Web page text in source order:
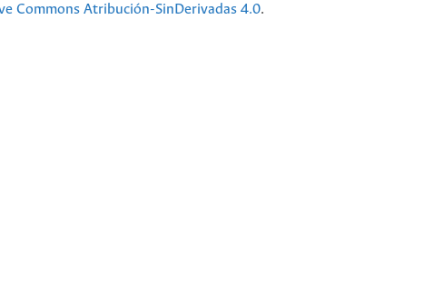
Commons Atribución-SinDerivadas 4.0.